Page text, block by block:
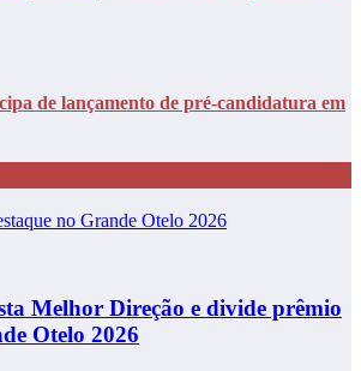
de lançamento de pré-candidatura em
Melhor Direção e divide prêmio
Otelo 2026